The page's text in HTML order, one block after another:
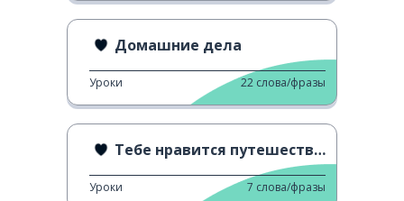
Домашние дела
Уроки 22 слова/фразы
Тебе нравится путешествовать?
Уроки 7 слова/фразы